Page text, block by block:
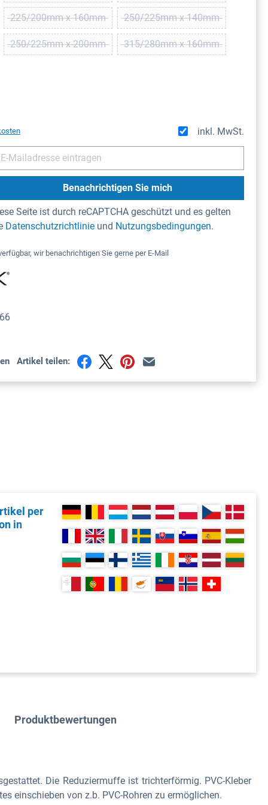
zurzeit nicht verfügbar.)
225/200mm x 160mm(Diese Option ist zurzeit nicht verfügbar.)
250/225mm x 140mm
(Diese Option ist zurzeit
zurzeit nicht verfügbar.)
250/225mm x 200mm(Diese Option ist zurzeit nicht verfügbar.)
315/280mm x 160mm
(Diese Option ist zurzeit
inkl. MwSt.
Benachrichtigen Sie mich
Seite ist durch reCAPTCHA geschützt und es gelten
Datenschutzrichtlinie und Nutzungsbedingungen.
wir benachrichtigen Sie gerne per E-Mail
Artikel teilen:
per
in
Produktbewertungen
Die Reduziermuffe ist trichterförmig. PVC-Kleber
einschieben von z.b. PVC-Rohren zu ermöglichen.